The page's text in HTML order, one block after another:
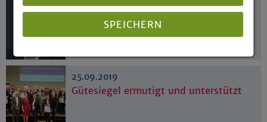
25.09.2019
„Leidenschaft, Esprit und Stil“
25.09.2019
Gütesiegel ermutigt und unterstützt
SPEICHERN
Impressum|Datenschutz